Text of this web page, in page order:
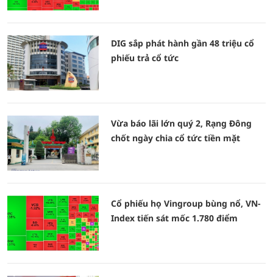
DIG sắp phát hành gần 48 triệu cổ
phiếu trả cổ tức
Vừa báo lãi lớn quý 2, Rạng Đông
chốt ngày chia cổ tức tiền mặt
Cổ phiếu họ Vingroup bùng nổ, VN-
Index tiến sát mốc 1.780 điểm